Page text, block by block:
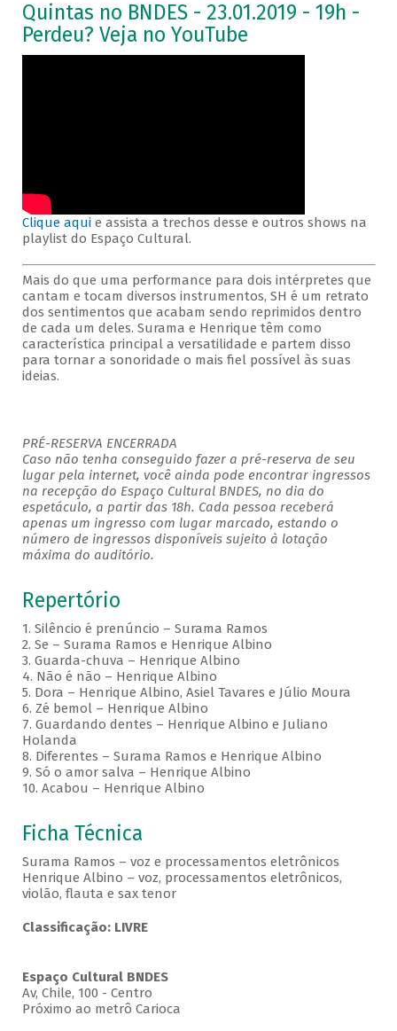
Quintas no BNDES - 23.01.2019 - 19h -
Perdeu? Veja no YouTube
Clique aquie assista a trechos desse e outros shows na
playlist do Espaço Cultural.
Mais do que uma performance para dois intérpretes que
cantam e tocam diversos instrumentos, SH é um retrato
dos sentimentos que acabam sendo reprimidos dentro
de cada um deles. Surama e Henrique têm como
característica principal a versatilidade e partem disso
para tornar a sonoridade o mais fiel possível às suas
ideias.
PRÉ-RESERVA ENCERRADA
Caso não tenha conseguido fazer a pré-reserva de seu
lugar pela internet, você ainda pode encontrar ingressos
na recepção do Espaço Cultural BNDES, no dia do
espetáculo, a partir das 18h. Cada pessoa receberá
apenas um ingresso com lugar marcado, estando o
número de ingressos disponíveis sujeito à lotação
máxima do auditório.
Repertório
1. Silêncio é prenúncio – Surama Ramos
2. Se – Surama Ramos e Henrique Albino
3. Guarda-chuva – Henrique Albino
4. Não é não – Henrique Albino
5. Dora – Henrique Albino, Asiel Tavares e Júlio Moura
6. Zé bemol – Henrique Albino
7. Guardando dentes – Henrique Albino e Juliano
Holanda
8. Diferentes – Surama Ramos e Henrique Albino
9. Só o amor salva – Henrique Albino
10. Acabou – Henrique Albino
Ficha Técnica
Surama Ramos – voz e processamentos eletrônicos
Henrique Albino – voz, processamentos eletrônicos,
violão, flauta e sax tenor
Classificação: LIVRE
Espaço Cultural BNDES
Av, Chile, 100 - Centro
Próximo ao metrô Carioca